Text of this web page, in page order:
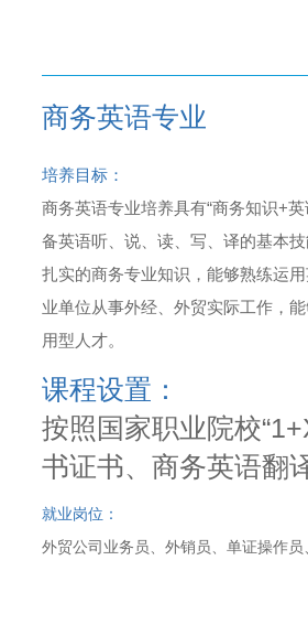
商务英语专业
培养目标：
商务英语专业培养具有“商务知识+
备英语听、说、读、写、译的基本
扎实的商务专业知识，能够熟练运
业单位从事外经、外贸实际工作，
用型人才。
课程设置：
按照国家职业院校
书证书、商务英语翻
就业岗位：
外贸公司业务员、外销员、单证操作